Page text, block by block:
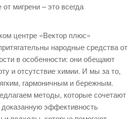
мигрени – это всегда
центре «Вектор плюс»
народные средства от
в особенности: они обещают
и отсутствие химии. И мы за то,
гармоничным и бережным.
методы, которые сочетают
эффективность